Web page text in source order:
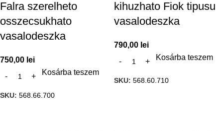
Falra szerelheto
osszecsukhato
vasalodeszka
750,00 lei
Kosárba teszem
SKU: 568.66.700
kihuzhato Fiok tipusu
vasalodeszka
790,00 lei
Kosárba teszem
SKU: 568.60.710